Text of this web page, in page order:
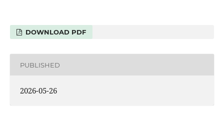
DOWNLOAD PDF
PUBLISHED
2026-05-26